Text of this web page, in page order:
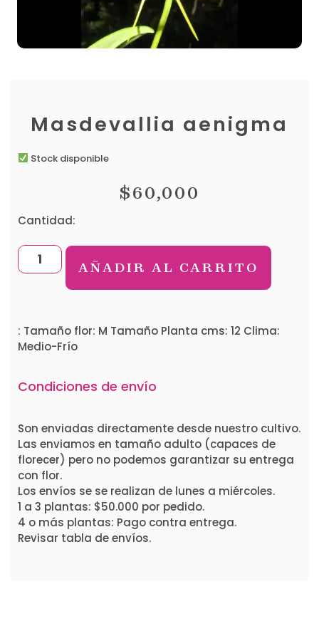
Masdevallia aenigma
Stock disponible
$60,000
Cantidad:
AÑADIR AL CARRITO
: Tamaño flor: M Tamaño Planta cms: 12 Clima:
Medio-Frío
Condiciones de envío
Son enviadas directamente desde nuestro cultivo.
Las enviamos en tamaño adulto (capaces de
florecer) pero no podemos garantizar su entrega
con flor.
Los envíos se se realizan de lunes a miércoles.
1 a 3 plantas: $50.000 por pedido.
4 o más plantas: Pago contra entrega.
Revisar tabla de envíos.